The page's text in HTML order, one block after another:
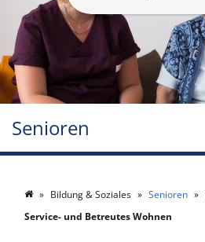
Senioren
Bildung & Soziales Senioren
Service- und Betreutes Wohnen